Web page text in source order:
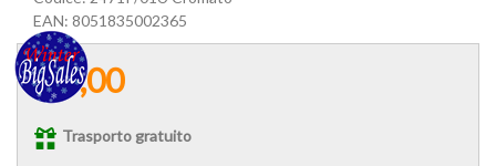
EAN: 8051835002365
€ 0,00
Trasporto gratuito